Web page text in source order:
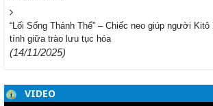
“Lối Sống Thánh Thể” – Chiếc neo giúp người
tính giữa trào lưu tục hóa
(14/11/2025)
VIDEO